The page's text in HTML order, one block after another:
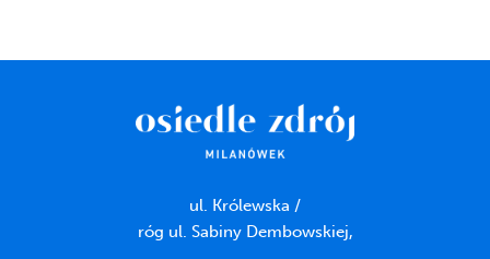
ul. Królewska /
róg ul. Sabiny Dembowskiej,